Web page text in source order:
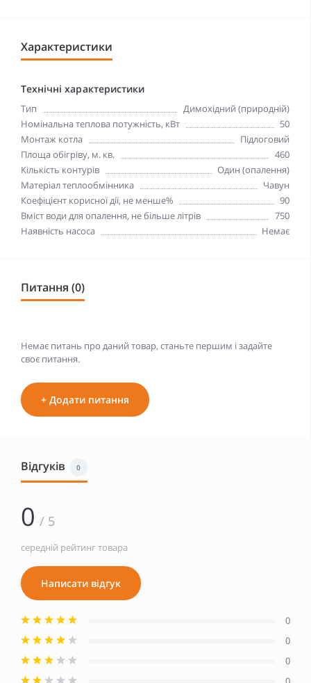
Характеристики
Технічні характеристики
Тип
Димохідний (природній)
Номінальна теплова потужність, кВт
50
Монтаж котла
Підлоговий
Площа обігріву, м. кв.
460
Кількість контурів
Один (опалення)
Матеріал теплообмінника
Чавун
Коефіцієнт корисної дії, не менше%
90
Вміст води для опалення, не більше літрів
750
Наявність насоса
Немає
Питання (0)
Немає питань про даний товар, станьте першим і задайте
своє питання.
+ Додати питання
Відгуків 0
0 / 5
середній рейтинг товара
Написати відгук
0
0
0